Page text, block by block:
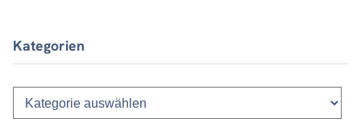
Kategorien
Kategorien